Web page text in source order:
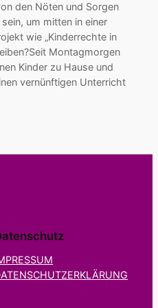
den Nöten und Sorgen
um mitten in einer
wie „Kinderrechte in
Montagmorgen
Kinder zu Hause und
vernünftigen Unterricht